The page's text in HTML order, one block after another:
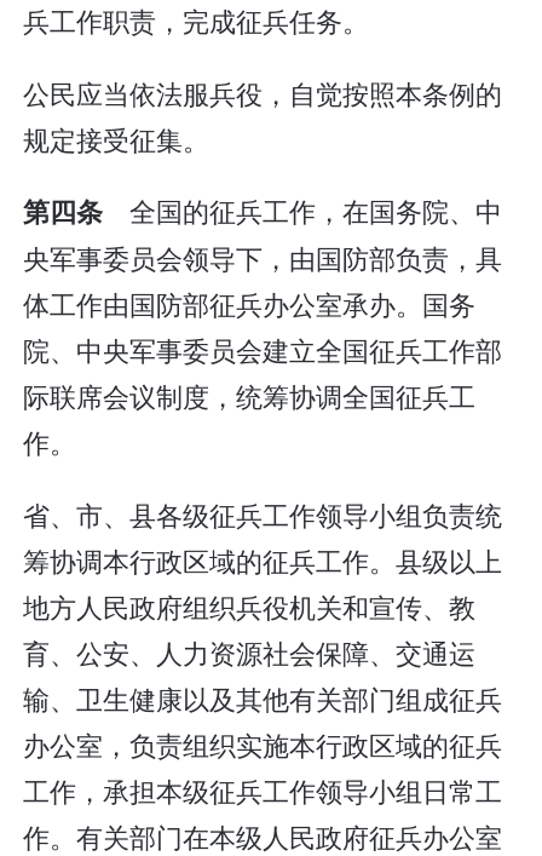
兵工作职责，完成征兵任务。
公民应当依法服兵役，自觉按照本条例的
规定接受征集。
第四条 全国的征兵工作，在国务院、中
央军事委员会领导下，由国防部负责，具
体工作由国防部征兵办公室承办。国务
院、中央军事委员会建立全国征兵工作部
际联席会议制度，统筹协调全国征兵工
作。
省、市、县各级征兵工作领导小组负责统
筹协调本行政区域的征兵工作。县级以上
地方人民政府组织兵役机关和宣传、教
育、公安、人力资源社会保障、交通运
输、卫生健康以及其他有关部门组成征兵
办公室，负责组织实施本行政区域的征兵
工作，承担本级征兵工作领导小组日常工
作。有关部门在本级人民政府征兵办公室